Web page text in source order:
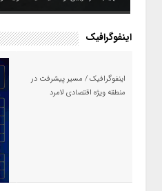
اینفوگرافیک
اینفوگرافیک / مسیر پیشرفت در
منطقه ویژه اقتصادی لامرد